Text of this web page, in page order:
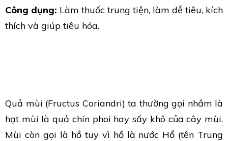
Công dụng: Làm thuốc trung tiện, làm dễ tiêu, kích
thích và giúp tiêu hóa.
Quả mùi (Fructus Coriandri) ta thường gọi nhầm là
hạt mùi là quả chín phoi hay sấy khô của cây mùi.
Mùi còn gọi là hồ tuy vì hồ là nước Hổ (tên Trung